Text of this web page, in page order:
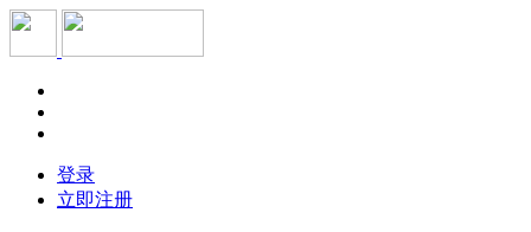
登录
立即注册